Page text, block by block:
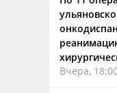
Вчера,